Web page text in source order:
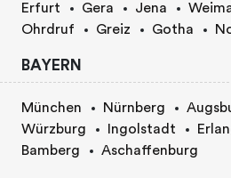
Erfurt Gera Jena
Ohrdruf
Greiz Gotha
BAYERN
München Nürnberg
Würzburg
Ingolstadt
Bamberg
Aschaffenburg